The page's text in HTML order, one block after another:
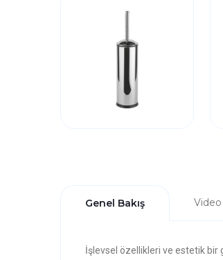
Genel Bakış Video
İşlevsel özellikleri ve estetik bir